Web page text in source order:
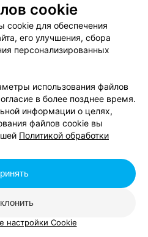
cookie
cookie для обеспечения
его улучшения, сбора
персонализированных
использования файлов
в более позднее время.
информации о целях,
файлов cookie вы
Политикой обработки
настройки Cookie